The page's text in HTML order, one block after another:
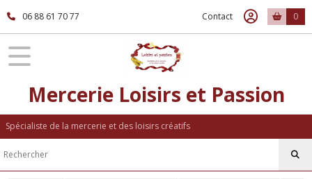
06 88 61 70 77 Contact 0
Mercerie Loisirs et Passion
Spécialiste de la mercerie et des loisirs créatifs